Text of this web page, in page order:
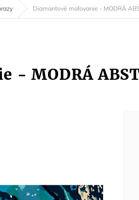
Diamantové maľovanie - MODRÁ
- MODRÁ